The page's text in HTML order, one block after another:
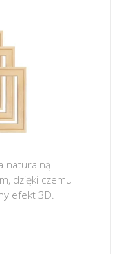
naturalną
dzięki czemu
efekt 3D.